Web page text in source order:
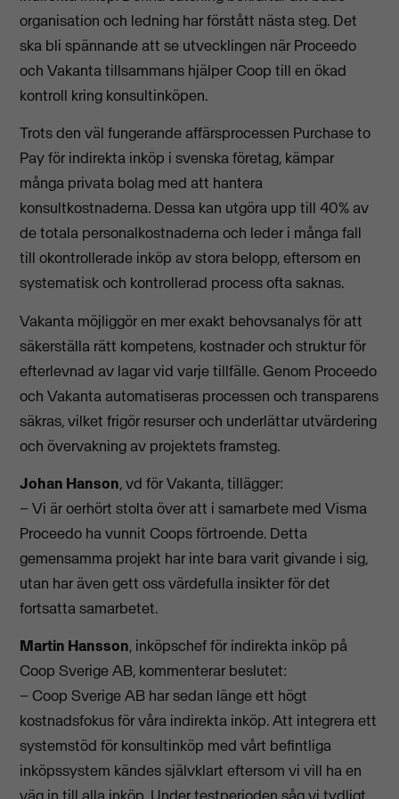
organisation och ledning har förstått nästa steg. Det
ska bli spännande att se utvecklingen när Proceedo
och Vakanta tillsammans hjälper Coop till en ökad
kontroll kring konsultinköpen.
Trots den väl fungerande affärsprocessen Purchase to
Pay för indirekta inköp i svenska företag, kämpar
många privata bolag med att hantera
konsultkostnaderna. Dessa kan utgöra upp till 40% av
de totala personalkostnaderna och leder i många fall
till okontrollerade inköp av stora belopp, eftersom en
systematisk och kontrollerad process ofta saknas.
Vakanta möjliggör en mer exakt behovsanalys för att
säkerställa rätt kompetens, kostnader och struktur för
efterlevnad av lagar vid varje tillfälle. Genom Proceedo
och Vakanta automatiseras processen och transparens
säkras, vilket frigör resurser och underlättar utvärdering
och övervakning av projektets framsteg.
Johan Hanson, vd för Vakanta, tillägger:
– Vi är oerhört stolta över att i samarbete med Visma
Proceedo ha vunnit Coops förtroende. Detta
gemensamma projekt har inte bara varit givande i sig,
utan har även gett oss värdefulla insikter för det
fortsatta samarbetet.
Martin Hansson, inköpschef för indirekta inköp på
Coop Sverige AB, kommenterar beslutet:
– Coop Sverige AB har sedan länge ett högt
kostnadsfokus för våra indirekta inköp. Att integrera ett
systemstöd för konsultinköp med vårt befintliga
inköpssystem kändes självklart eftersom vi vill ha en